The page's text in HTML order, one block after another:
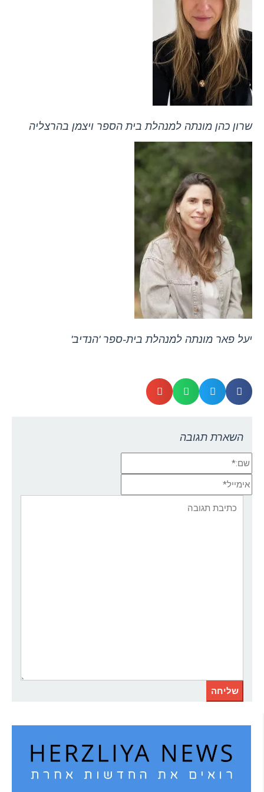
שרון כהן מונתה למנהלת בית הספר ויצמן בהרצליה
יעל פאר מונתה למנהלת בית-ספר 'הנדיב'
השארת תגובה
שם:*
אימייל*
אתר:תגובה